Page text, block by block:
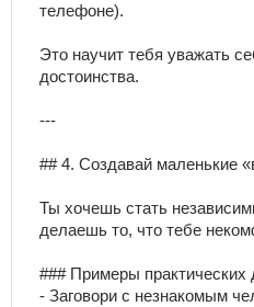
телефоне).
Это научит тебя уважать
достоинства.
---
## 4. Создавай маленькие
Ты хочешь стать
делаешь то, что тебе
### Примеры практических
- Заговори с незнакомым